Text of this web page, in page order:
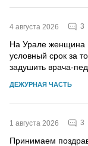
4 августа 2026 3
На Урале женщина
условный срок за
задушить врача-
ДЕЖУРНАЯ ЧАСТЬ
1 августа 2026 3
Принимаем